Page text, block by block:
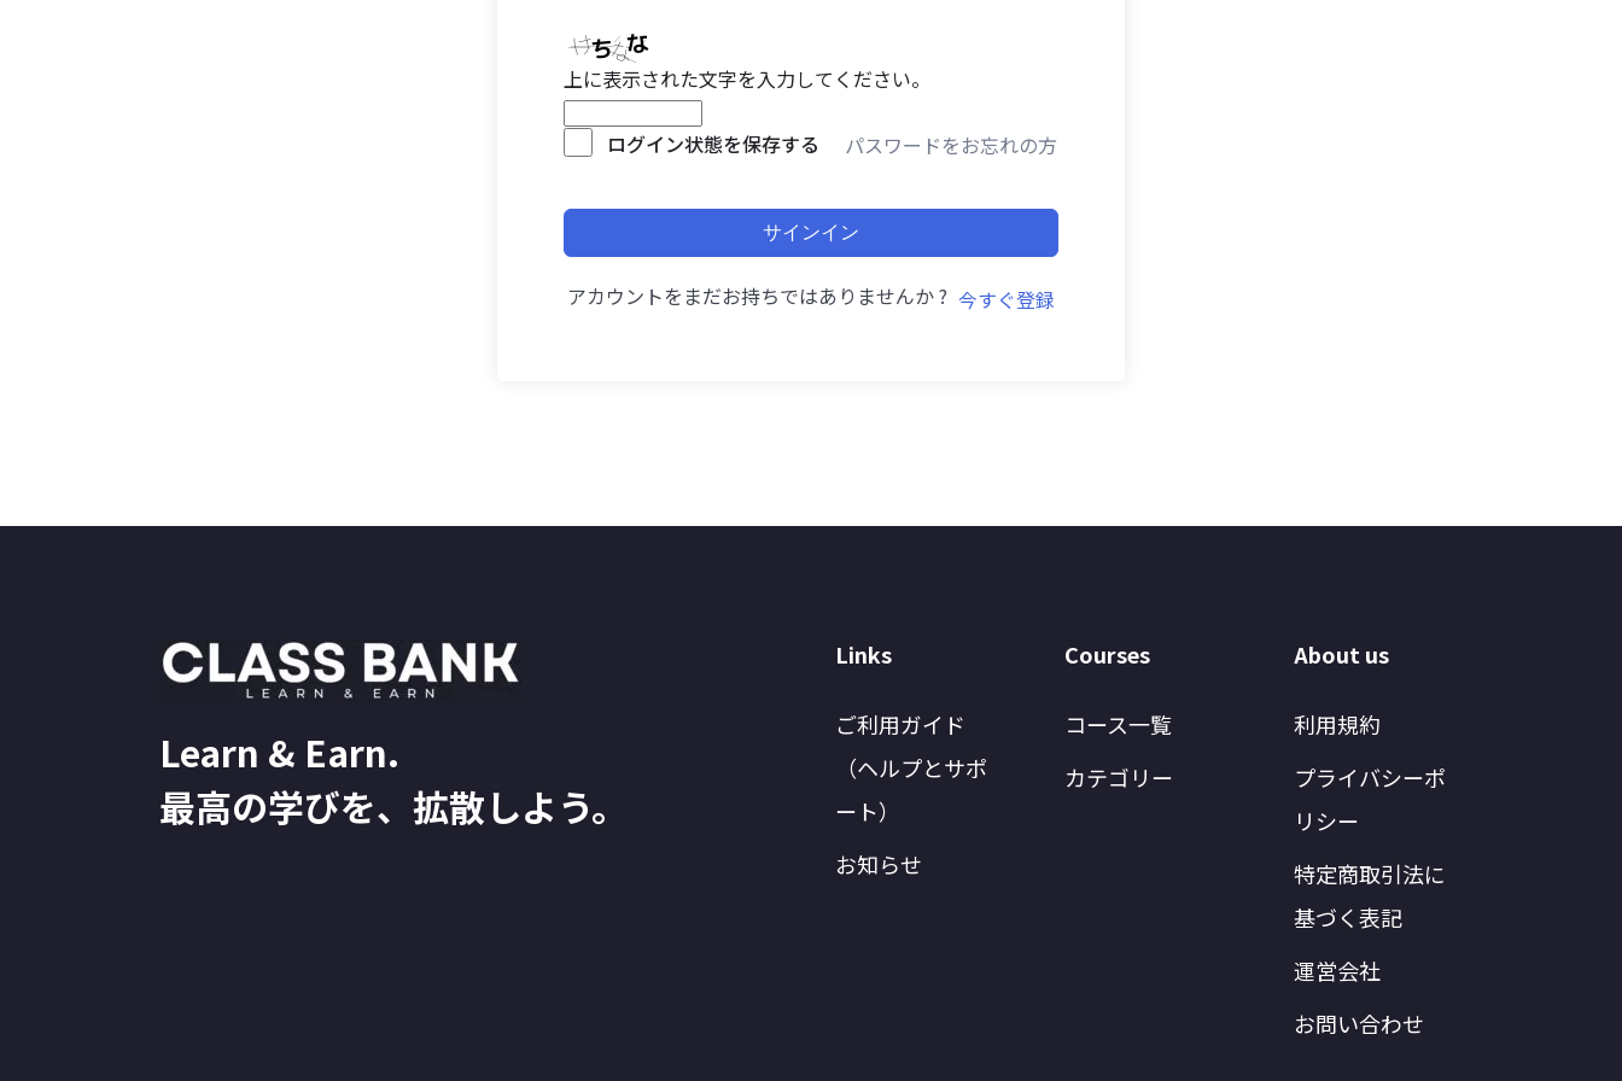
上に表示された文字を入力してください。
ログイン状態を保存する パスワードをお忘れの方
サインイン
アカウントをまだお持ちではありませんか ? 今すぐ登録
Learn & Earn.
最高の学びを、拡散しよう。
Links
ご利用ガイド
（ヘルプとサポ
ート）
お知らせ
Courses
コース一覧
カテゴリー
About us
利用規約
プライバシーポ
リシー
特定商取引法に
基づく表記
運営会社
お問い合わせ